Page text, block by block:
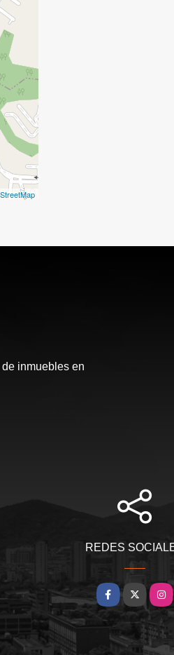
inmuebles en
REDES
Facebook
X